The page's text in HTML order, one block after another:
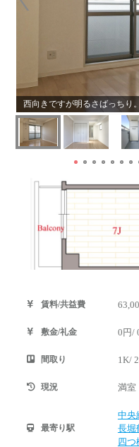
西向きですが明るさばっちり
賃料/共益費
敷金/礼金 0円/
間取り 1K/
現況 満室
最寄り駅
中央
長堀
四つ